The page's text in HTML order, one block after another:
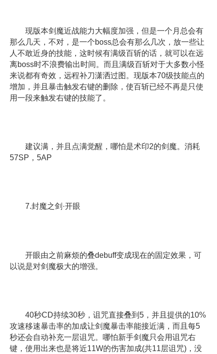
现版本剑魔近战能力大幅度加强，但是一个月总会有
那么几天，不对，是一个boss总会有那么几次，放一些让
人不敢近身的技能，这时候有满级百斩的话，就可以在远
离boss时不浪费输出时间。而且满级百斩对于大多数小怪
来说都有奇效，远程补刀潇洒过图。现版本70级技能点的
增加，并且暴击触发右键的删除，使百斩已经不再是只使
用一段来触发右键的技能了。
建议满，并且点满觉醒，哪怕是术印2的剑魔。消耗
57SP，5AP
7.封魔之剑·开眼
开眼由之前麻烦的叠debuff变成现在的固定效果，可
以说是对剑魔极大的增强。
40秒CD持续30秒，诅咒直接叠到5，并且提供的10%
攻速移速暴击率的加成让剑魔暴击率能接近满，而且每5
秒还会自动补充一层诅咒。哪怕新手剑魔只会用诅咒右
键，使用出来也是将近11W的伤害加成(共11层诅咒)，没